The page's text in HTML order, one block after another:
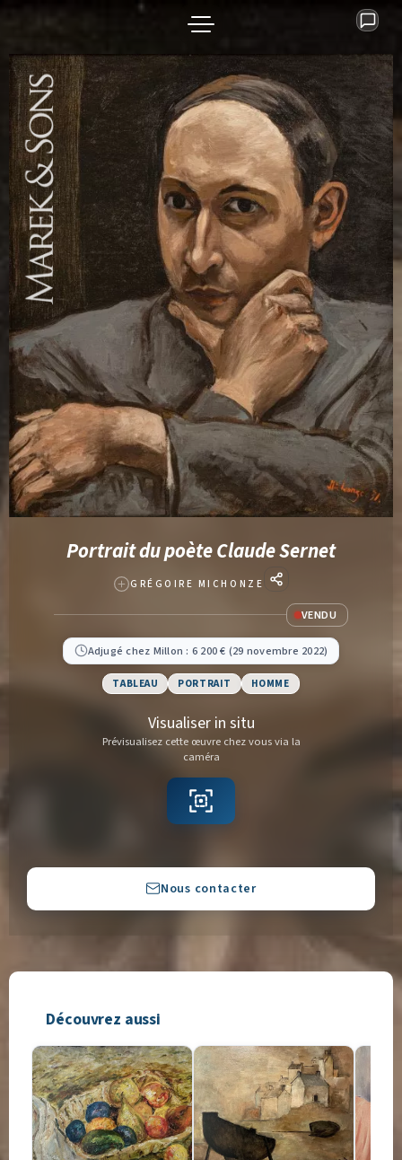
Portrait du poète Claude Sernet
GRÉGOIRE MICHONZE
VENDU
Adjugé chez Millon : 6 200 € (29 novembre 2022)
TABLEAU PORTRAIT HOMME
Visualiser in situ
Prévisualisez cette œuvre chez vous via la
caméra
Nous contacter
Découvrez aussi